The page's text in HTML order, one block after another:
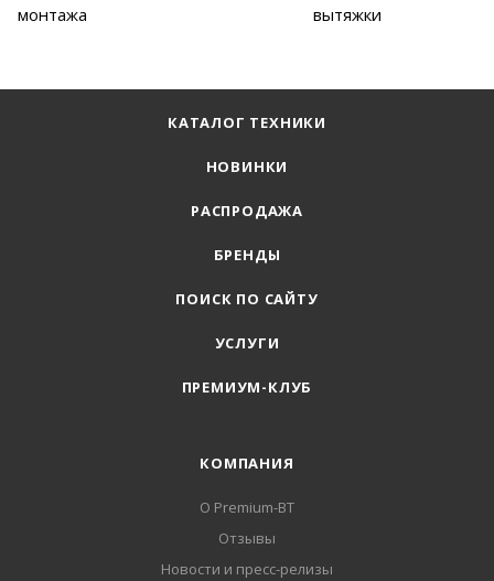
монтажа
вытяжки
КАТАЛОГ ТЕХНИКИ
НОВИНКИ
РАСПРОДАЖА
БРЕНДЫ
ПОИСК ПО САЙТУ
УСЛУГИ
ПРЕМИУМ-КЛУБ
КОМПАНИЯ
О Premium-BT
Отзывы
Новости и пресс-релизы